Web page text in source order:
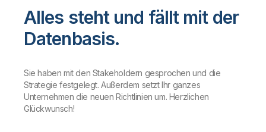
Alles steht und fällt mit der
Datenbasis.
Sie haben mit den Stakeholdern gesprochen und die
Strategie festgelegt. Außerdem setzt Ihr ganzes
Unternehmen die neuen Richtlinien um. Herzlichen
Glückwunsch!